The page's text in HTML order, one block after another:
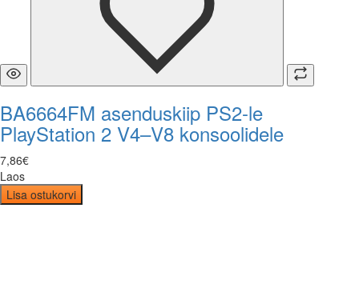
BA6664FM asenduskiip PS2-le
PlayStation 2 V4–V8 konsoolidele
7,86€
Laos
Lisa ostukorvi